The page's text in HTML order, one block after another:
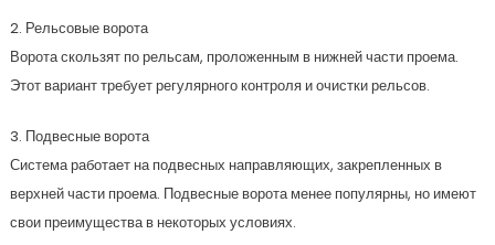
2. Рельсовые ворота
Ворота скользят по рельсам, проложенным в нижней части проема.
Этот вариант требует регулярного контроля и очистки рельсов.
3. Подвесные ворота
Система работает на подвесных направляющих, закрепленных в
верхней части проема. Подвесные ворота менее популярны, но имеют
свои преимущества в некоторых условиях.